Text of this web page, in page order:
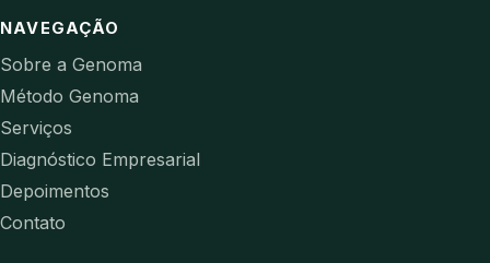
NAVEGAÇÃO
Sobre a Genoma
Método Genoma
Serviços
Diagnóstico Empresarial
Depoimentos
Contato